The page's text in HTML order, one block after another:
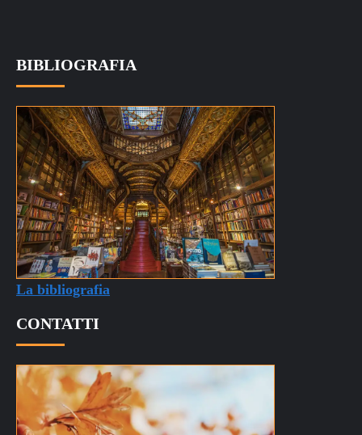
BIBLIOGRAFIA
La bibliografia
CONTATTI